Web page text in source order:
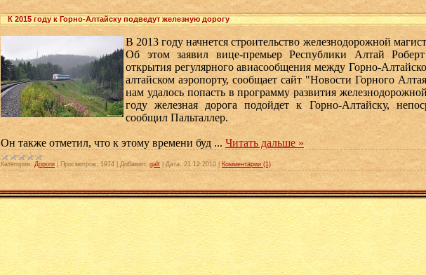
К 2015 году к Горно-Алтайску подведут железную дорогу
В 2013 году начнется строительство железнодорожной
Об этом заявил вице-премьер Республики Алтай
открытия регулярного авиасообщения между Горно-
алтайском аэропорту, сообщает сайт "Новости Горного
нам удалось попасть в программу развития
году железная дорога подойдет к Горно-Алтайску,
сообщил Пальталлер.
Он также отметил, что к этому времени буд ... Читать дальше »
Категория: Дороги Просмотров: 1974 Добавил: galt Дата: 21.12.2010 Комментарии (1)